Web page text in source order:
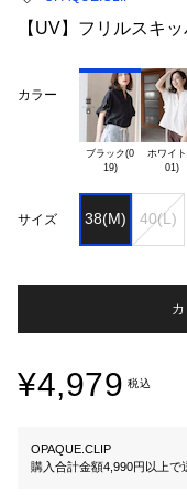
【UV】フリルスキ
カラー
ブラック(0
19)
ホワイ
01)
サイズ 38(M) 40(L)
¥4,979 税込
OPAQUE.CLIP
購入合計金額4,990円以上で